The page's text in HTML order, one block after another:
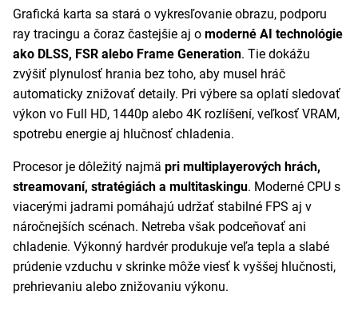
Grafická karta sa stará o vykresľovanie obrazu, podporu
ray tracingu a čoraz častejšie aj o moderné AI technológie
ako DLSS, FSR alebo Frame Generation. Tie dokážu
zvýšiť plynulosť hrania bez toho, aby musel hráč
automaticky znižovať detaily. Pri výbere sa oplatí sledovať
výkon vo Full HD, 1440p alebo 4K rozlíšení, veľkosť VRAM,
spotrebu energie aj hlučnosť chladenia.
Procesor je dôležitý najmä pri multiplayerových hrách,
streamovaní, stratégiách a multitaskingu. Moderné CPU s
viacerými jadrami pomáhajú udržať stabilné FPS aj v
náročnejších scénach. Netreba však podceňovať ani
chladenie. Výkonný hardvér produkuje veľa tepla a slabé
prúdenie vzduchu v skrinke môže viesť k vyššej hlučnosti,
prehrievaniu alebo znižovaniu výkonu.